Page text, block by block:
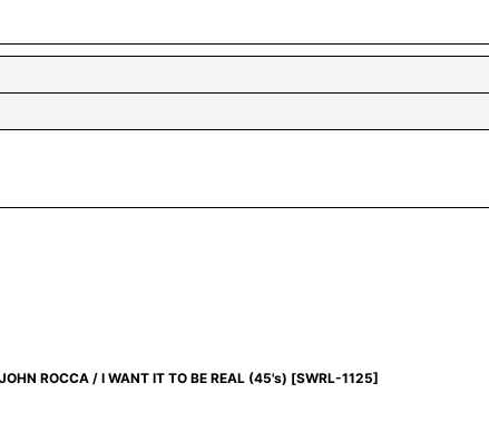
JOHN ROCCA / I WANT IT TO BE REAL (45's) [SWRL-1125]